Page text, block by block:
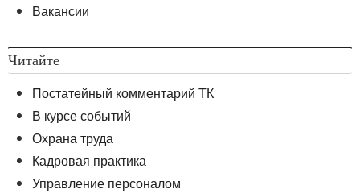
Вакансии
Читайте
Постатейный комментарий ТК
В курсе событий
Охрана труда
Кадровая практика
Управление персоналом